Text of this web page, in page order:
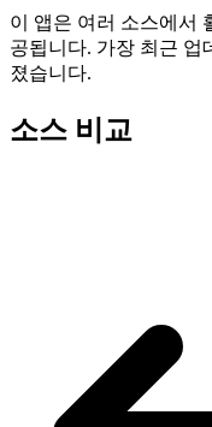
이 앱은 여러 소스에서
공됩니다. 가장 최근 업
졌습니다.
소스 비교